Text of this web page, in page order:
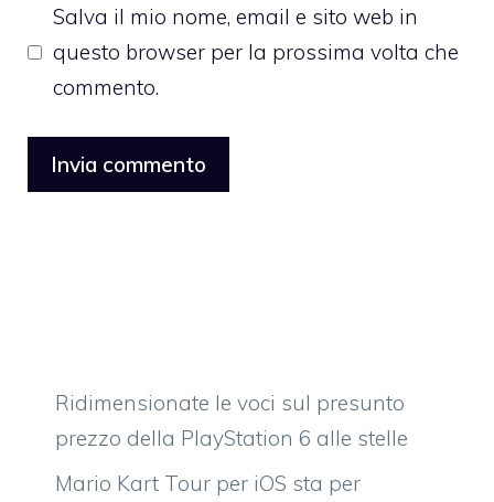
Salva il mio nome, email e sito web in
questo browser per la prossima volta che
commento.
Ridimensionate le voci sul presunto
prezzo della PlayStation 6 alle stelle
Mario Kart Tour per iOS sta per